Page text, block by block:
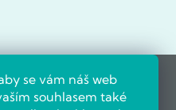
se vám náš web
souhlasem také